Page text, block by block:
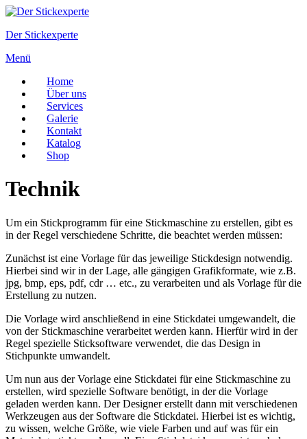
Zum
springen
Der Stickexperte
Menü
Home
Über uns
Services
Galerie
Kontakt
Katalog
Shop
Technik
Um ein Stickprogramm für eine Stickmaschine zu erstellen, gibt es
in der Regel verschiedene Schritte, die beachtet werden müssen:
Zunächst ist eine Vorlage für das jeweilige Stickdesign notwendig.
Hierbei sind wir in der Lage, alle gängigen Grafikformate, wie z.B.
jpg, bmp, eps, pdf, cdr … etc., zu verarbeiten und als Vorlage für die
Erstellung zu nutzen.
Die Vorlage wird anschließend in eine Stickdatei umgewandelt, die
von der Stickmaschine verarbeitet werden kann. Hierfür wird in der
Regel spezielle Sticksoftware verwendet, die das Design in
Stichpunkte umwandelt.
Um nun aus der Vorlage eine Stickdatei für eine Stickmaschine zu
erstellen, wird spezielle Software benötigt, in der die Vorlage
geladen werden kann. Der Designer erstellt dann mit verschiedenen
Werkzeugen aus der Software die Stickdatei. Hierbei ist es wichtig,
zu wissen, welche Größe, wie viele Farben und auf was für ein